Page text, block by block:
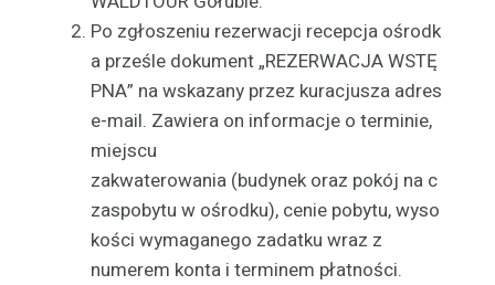
Po zgłoszeniu rezerwacji recepcja ośrodk
a prześle dokument „REZERWACJA WSTĘ
PNA” na wskazany przez kuracjusza adres
e-mail. Zawiera on informacje o terminie,
miejscu
zakwaterowania (budynek oraz pokój na c
zaspobytu w ośrodku), cenie pobytu, wyso
kości wymaganego zadatku wraz z
numerem konta i terminem płatności.